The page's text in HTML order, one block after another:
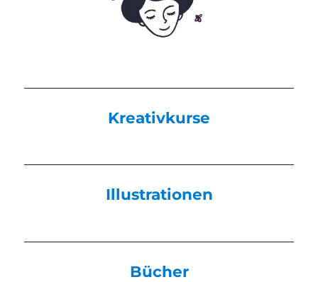
Kreativkurse
Illustrationen
Bücher